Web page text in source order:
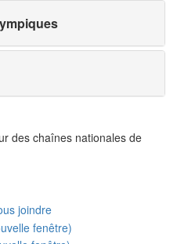
des chaînes nationales de